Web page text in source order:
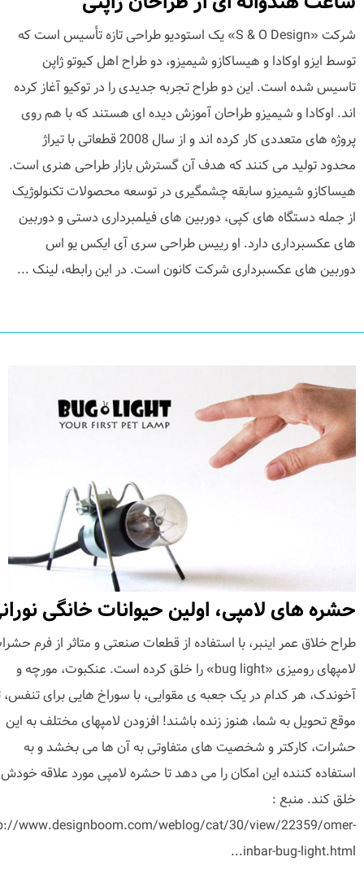
شرکت «S & O Design» یک استودیو طراحی تازه تأسیس است که
توسط ایزو اوکادا و هیساکازو شیمیزو، دو طراح اهل کیوتو ژاپن
تاسیس شده است. این دو طراح تجربه جدیدی را در توکیو آغاز کرده
اند. اوکادا و شیمیزو طراحان آموزش دیده ای هستند که با هم روی
پروژه های متعددی کار کرده اند و از سال 2008 قطعاتی با تیراژ
محدود تولید می کنند که هدف آن گسترش بازار طراحی هنری است.
هیساکازو شیمیزو سابقه چشمگیری در توسعه محصولات تکنولوژیک
از جمله دستگاه های کپی، دوربین های فیلمبرداری دستی و دوربین
های عکسبرداری دارد. او رییس طراحی سری آی ایکس یو اس
دوربین های عکسبرداری شرکت کانون است. در این رابطه، لینک ...
حشره های لامپی، اولین حیوانات خانگی
طراح خلاق عمر اینبر، با استفاده از قطعات صنعتی و متاثر از فرم
لامپهای رومیزی «bug light» را خلق کرده است. عنکبوت، مورچه و
آخوندک، هر کدام در یک جعبه ی مقوایی، با سوراخ هایی برای تنفس،
موقع تحویل به شما، هنوز زنده باشند! افزودن لامپهای مختلف به این
حشرات، کارکتر و شخصیت های متفاوتی به آن ها می بخشد و به
استفاده کننده این امکان را می دهد تا حشره لامپی مورد علاقه خودش
خلق کند. منبع :
www.designboom.com/weblog/cat/30/view/22359/omer-
inbar-bug-light.html...